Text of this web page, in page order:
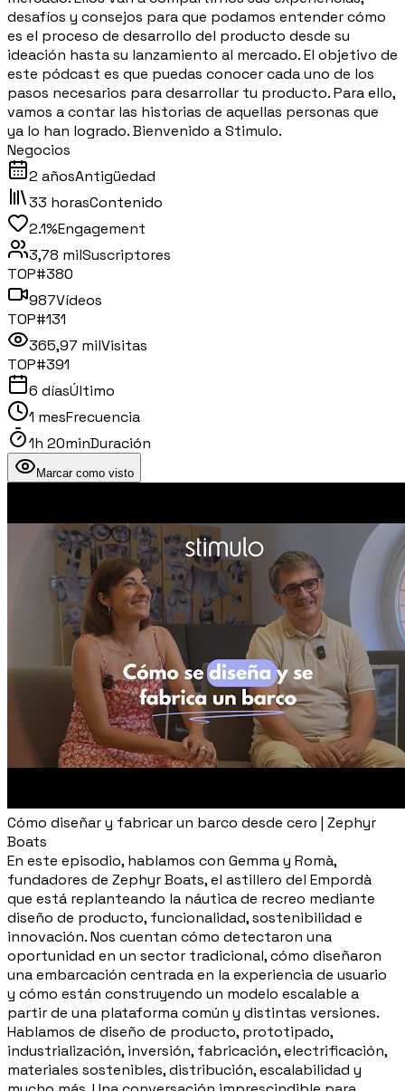
desafíos y consejos para que podamos entender cómo
es el proceso de desarrollo del producto desde su
ideación hasta su lanzamiento al mercado. El objetivo de
este pódcast es que puedas conocer cada uno de los
pasos necesarios para desarrollar tu producto. Para ello,
vamos a contar las historias de aquellas personas que
ya lo han logrado. Bienvenido a Stimulo.
Negocios
2 añosAntigüedad
33 horasContenido
2.1%Engagement
3,78 milSuscriptores
TOP#380
987Vídeos
TOP#131
365,97 milVisitas
TOP#391
6 díasÚltimo
1 mesFrecuencia
1h 20minDuración
Marcar como visto
Cómo diseñar y fabricar un barco desde cero | Zephyr
Boats
En este episodio, hablamos con Gemma y Romà,
fundadores de Zephyr Boats, el astillero del Empordà
que está replanteando la náutica de recreo mediante
diseño de producto, funcionalidad, sostenibilidad e
innovación. Nos cuentan cómo detectaron una
oportunidad en un sector tradicional, cómo diseñaron
una embarcación centrada en la experiencia de usuario
y cómo están construyendo un modelo escalable a
partir de una plataforma común y distintas versiones.
Hablamos de diseño de producto, prototipado,
industrialización, inversión, fabricación, electrificación,
materiales sostenibles, distribución, escalabilidad y